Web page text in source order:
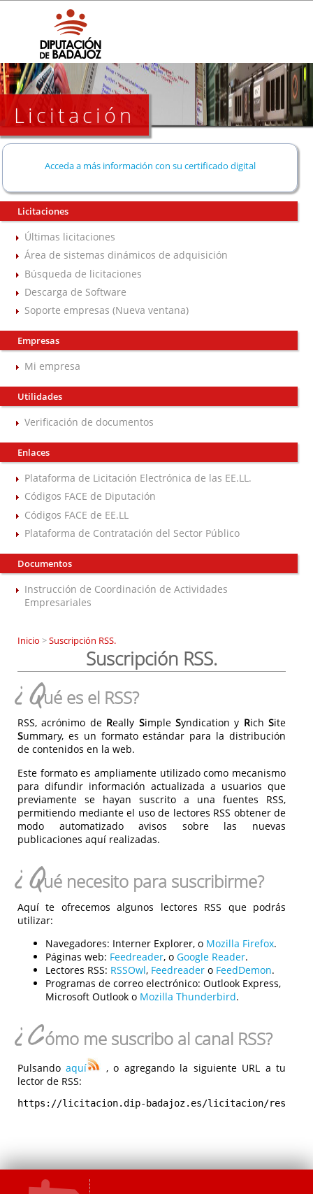
Licitación
Acceda a más información con su certificado digital
Licitaciones
Últimas licitaciones
Área de sistemas dinámicos de adquisición
Búsqueda de licitaciones
Descarga de Software
Soporte empresas (Nueva ventana)
Empresas
Mi empresa
Utilidades
Verificación de documentos
Enlaces
Plataforma de Licitación Electrónica de las EE.LL.
Códigos FACE de Diputación
Códigos FACE de EE.LL
Plataforma de Contratación del Sector Público
Documentos
Instrucción de Coordinación de Actividades
Empresariales
Inicio >Suscripción RSS.
Suscripción RSS.
¿Qué es el RSS?
RSS, acrónimo de Really Simple Syndication y RichSite
Summary, es un formato estándar para la distribución
de contenidos en la web.
Este formato es ampliamente utilizado como mecanismo
para difundir información actualizada a usuarios que
previamente se hayan suscrito a una fuentes RSS,
permitiendo mediante el uso de lectores RSS obtener de
modo automatizado avisos sobre las nuevas
publicaciones aquí realizadas.
¿Qué necesito para suscribirme?
Aquí te ofrecemos algunos lectores RSS que podrás
utilizar:
Navegadores: Interner Explorer, o Mozilla Firefox.
Páginas web: Feedreader, o Google Reader.
Lectores RSS: RSSOwl, Feedreader o FeedDemon.
Programas de correo electrónico: Outlook Express,
Microsoft Outlook o Mozilla Thunderbird.
¿Cómo me suscribo al canal RSS?
Pulsandoaquí
, o agregando la siguiente URL a tu
lector de RSS:
https://licitacion.dip-badajoz.es/licitacion/rest/rss/